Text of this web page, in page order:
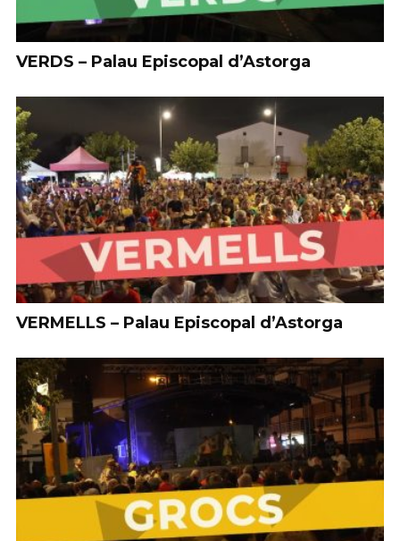
VERDS – Palau Episcopal d’Astorga
VERMELLS – Palau Episcopal d’Astorga